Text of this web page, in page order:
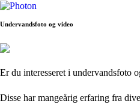
Undervandsfoto og video
Er du interesseret i undervandsfoto
Disse har mangeårig erfaring fra